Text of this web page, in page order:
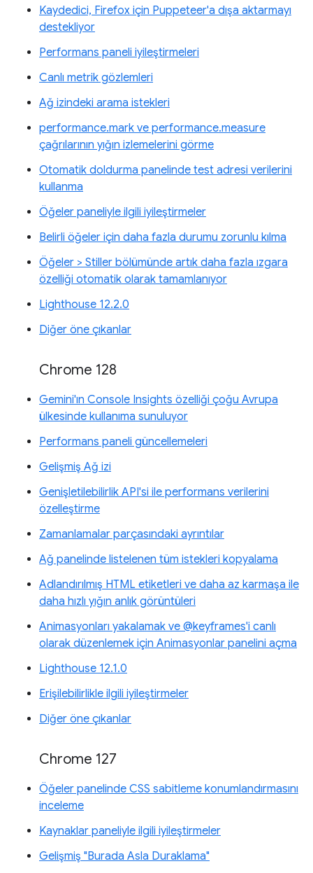
Kaydedici, Firefox için Puppeteer'a dışa aktarmayı
destekliyor
Performans paneli iyileştirmeleri
Canlı metrik gözlemleri
Ağ izindeki arama istekleri
performance.mark ve performance.measure
çağrılarının yığın izlemelerini görme
Otomatik doldurma panelinde test adresi verilerini
kullanma
Öğeler paneliyle ilgili iyileştirmeler
Belirli öğeler için daha fazla durumu zorunlu kılma
Öğeler > Stiller bölümünde artık daha fazla ızgara
özelliği otomatik olarak tamamlanıyor
Lighthouse 12.2.0
Diğer öne çıkanlar
Chrome 128
Gemini'ın Console Insights özelliği çoğu Avrupa
ülkesinde kullanıma sunuluyor
Performans paneli güncellemeleri
Gelişmiş Ağ izi
Genişletilebilirlik API'si ile performans verilerini
özelleştirme
Zamanlamalar parçasındaki ayrıntılar
Ağ panelinde listelenen tüm istekleri kopyalama
Adlandırılmış HTML etiketleri ve daha az karmaşa ile
daha hızlı yığın anlık görüntüleri
Animasyonları yakalamak ve @keyframes'i canlı
olarak düzenlemek için Animasyonlar panelini açma
Lighthouse 12.1.0
Erişilebilirlikle ilgili iyileştirmeler
Diğer öne çıkanlar
Chrome 127
Öğeler panelinde CSS sabitleme konumlandırmasını
inceleme
Kaynaklar paneliyle ilgili iyileştirmeler
Gelişmiş "Burada Asla Duraklama"